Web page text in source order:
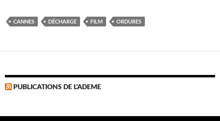
CANNES DÉCHARGE FILM ORDURES
PUBLICATIONS DE L’ADEME